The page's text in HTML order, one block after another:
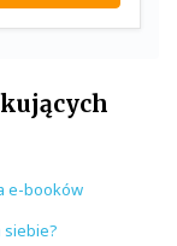
e-booków
siebie?